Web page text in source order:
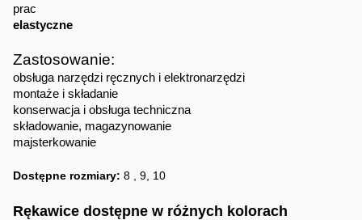
prac
elastyczne
Zastosowanie:
obsługa narzędzi ręcznych i elektronarzędzi
montaże i składanie
konserwacja i obsługa techniczna
składowanie, magazynowanie
majsterkowanie
Dostępne rozmiary: 8 , 9, 10
Rękawice dostępne w różnych kolorach